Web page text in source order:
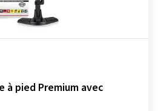
à pied Premium avec